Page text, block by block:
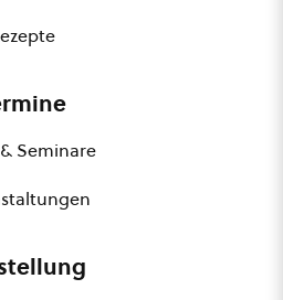
Seminare